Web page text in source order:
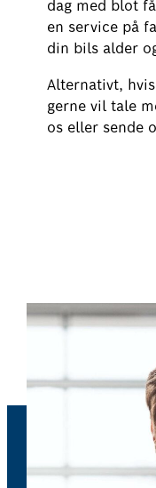
dag med blot
en service på
din bils alder
Alternativt,
gerne vil tale
os eller sende